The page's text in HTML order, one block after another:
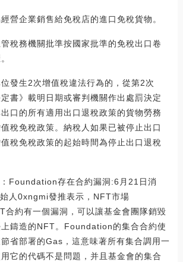
營企業銷售給免稅店的進口免稅貨物。
稅務機關批準按國家批準的免稅出口卷
發生2次增值稅違法行為的，從第2次
定書》載明日期或審判機關作出處罰決定
口的所有適用出口退稅政策的貨物勞務
稅免稅政策。納稅人如果已被停止出口
稅免稅政策的起始時間為停止出口退稅
Foundation存在合約漏洞:6月21日消
人0xngmi發推表示，NFT市場
約有一個漏洞，可以讓基金會團隊銷毀
鑄造的NFT。Foundation的集合合約使
省部署的Gas，這意味著所有集合調用一
它的代碼不是問題，并且基金會的集合